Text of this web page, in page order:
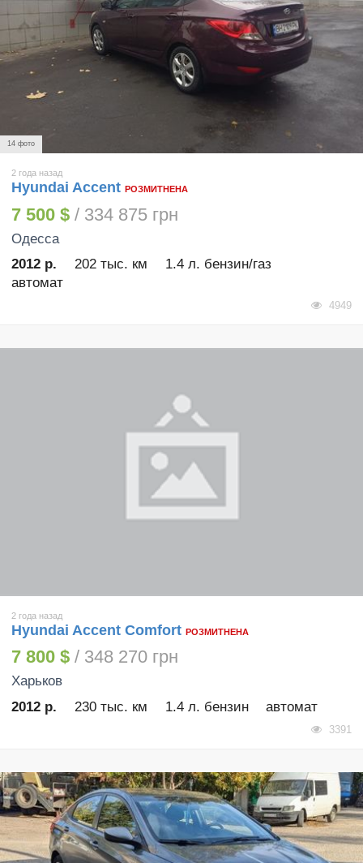
14 фото
2 года назад
Hyundai Accent РОЗМИТНЕНА
7 500 $ / 334 875 грн
Одесса
2012 р.
202 тыс. км
1.4 л. бензин/газ
автомат
4949
2 года назад
Hyundai Accent Comfort РОЗМИТНЕНА
7 800 $ / 348 270 грн
Харьков
2012 р.
230 тыс. км 1.4 л. бензин автомат
3391